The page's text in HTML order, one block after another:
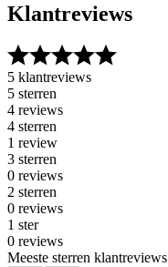
Klantreviews
5 klantreviews
5 sterren
4 reviews
4 sterren
1 review
3 sterren
0 reviews
2 sterren
0 reviews
1 ster
0 reviews
Meeste sterren klantreviews